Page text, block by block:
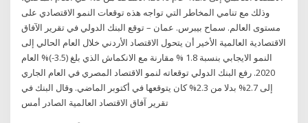
وذلك مع تنامي المخاطر التي تواجه هذه توقعات النمو الاقتصادي على
مستوى العالم. سماح بيبرس. عمان – توقع البنك الدولي في تقرير الآفاق
الاقتصادية العالمية الأخير أن يتحول الاقتصاد الأردني خلال العام الحالي إلى
النمو الايجابي بنسبة 1.8 % مقارنة مع الانكماش الذي بلغ (3.5-)% العام
2020. رفع البنك الدولي توقعاته لنمو الاقتصاد المصري في العام الجاري
إلى 2.7% بدلا من 2.3% كان يتوقعها في أكتوبر الماضي. وقال البنك في
تقرير آفاق الاقتصاد العالمية الصادر أمس